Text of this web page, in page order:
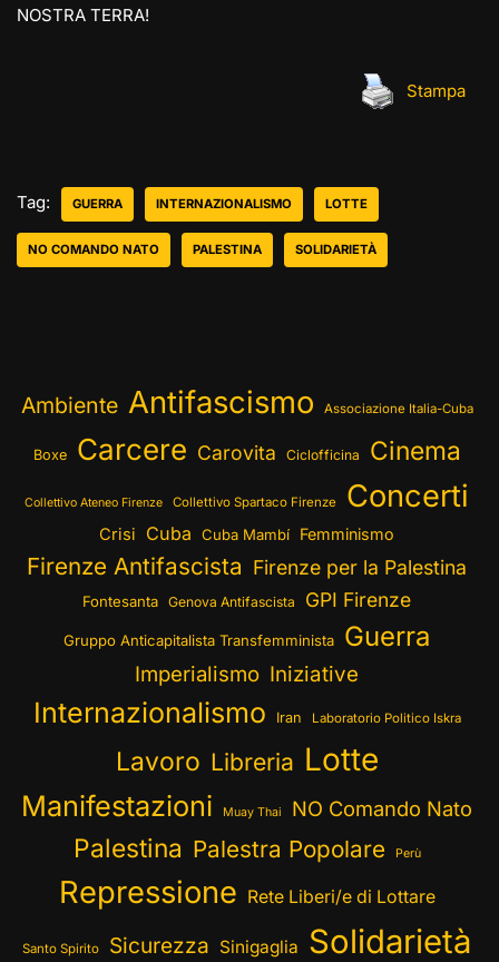
NOSTRA TERRA!
Stampa
Tag: GUERRA INTERNAZIONALISMO LOTTE
NO COMANDO NATO PALESTINA SOLIDARIETÀ
Ambiente Antifascismo Associazione Italia-Cuba
Boxe Carcere Carovita Ciclofficina Cinema
Collettivo Ateneo Firenze Collettivo Spartaco Firenze Concerti
Crisi Cuba Cuba Mambí Femminismo
Firenze Antifascista Firenze per la Palestina
Fontesanta Genova Antifascista GPI Firenze
Gruppo Anticapitalista Transfemminista Guerra
Imperialismo Iniziative
Internazionalismo Iran Laboratorio Politico Iskra
Lavoro Libreria Lotte
Manifestazioni Muay Thai NO Comando Nato
Palestina Palestra Popolare Perù
Repressione Rete Liberi/e di Lottare
Santo Spirito Sicurezza Sinigaglia Solidarietà